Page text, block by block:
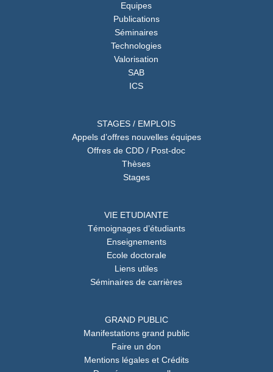
Equipes
Publications
Séminaires
Technologies
Valorisation
SAB
ICS
STAGES / EMPLOIS
Appels d’offres nouvelles équipes
Offres de CDD / Post-doc
Thèses
Stages
VIE ETUDIANTE
Témoignages d’étudiants
Enseignements
Ecole doctorale
Liens utiles
Séminaires de carrières
GRAND PUBLIC
Manifestations grand public
Faire un don
Mentions légales et Crédits